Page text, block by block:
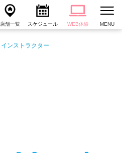
店舗一覧 スケジュール WEB体験 MENU
インストラクター